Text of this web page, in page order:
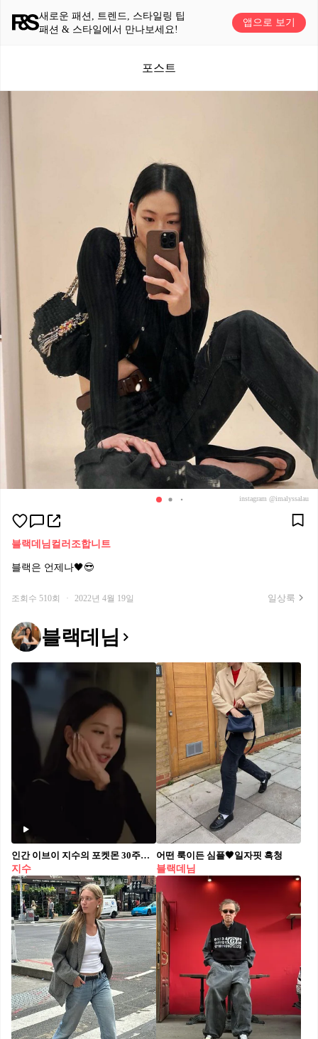
새로운 패션, 트렌드, 스타일링 팁
패션 & 스타일에서 만나보세요!
앱으로 보기
포스트
instagram @imalyssalau
블랙데님 컬러조합니트
블랙은 언제나🖤😎
조회수 510회 · 2022년 4월 19일 일상룩
블랙데님
인간 이브이 지수의 포켓몬 30주년🦊 포켓몬 30주년 캠페인 ‘What’s Your Favorite?‘에 지수가 함께했어요. ”최애 포켓몬은?“이라는 질문에 꺼낸 답이 바로 이브이. 어릴 때 TV 앞에서 기다리던 그 마음 그대로, 작은 동반자라고 직접 말하죠. 실제 이브이와 마주 앉은 지수를 팬들이 ’인간 이브이‘라 부르는 이유, 이 한 컷에 다 담겼습니다.
지수
어떤 룩이든 심플🖤일자핏 흑청
블랙데님